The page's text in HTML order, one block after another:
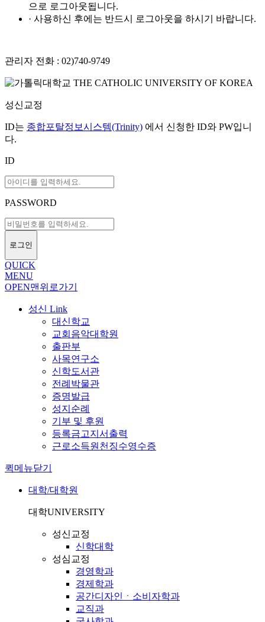
으로 로그아웃됩니다.
· 사용하신 후에는 반드시 로그아웃을 하시기 바랍니다.
관리자 전화 : 02)740-9749
성신교정
ID는 종합포탈정보시스템(Trinity) 에서 신청한 ID와 PW입니
다.
ID
PASSWORD
로그인
QUICK
MENU
OPEN맨위로가기
성신 Link
대신학교
교회음악대학원
출판부
사목연구소
신학도서관
전례박물관
증명발급
성지순례
기부 및 후원
등록금고지서출력
근로소득원천징수영수증
퀵메뉴닫기
대학/대학원
대학UNIVERSITY
성신교정
신학대학
성심교정
경영학과
경제학과
공간디자인ㆍ소비자학과
교직과